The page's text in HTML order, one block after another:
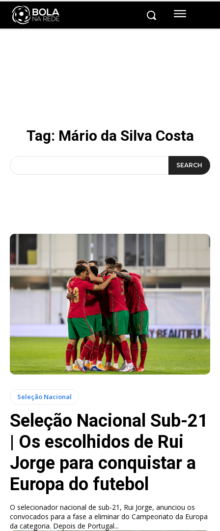
Tag: Mário da Silva Costa
SEARCH
Seleção Nacional
Seleção Nacional Sub-21
| Os escolhidos de Rui
Jorge para conquistar a
Europa do futebol
O selecionador nacional de sub-21, Rui Jorge, anunciou os
convocados para a fase a eliminar do Campeonato da Europa
da categoria. Depois de Portugal...